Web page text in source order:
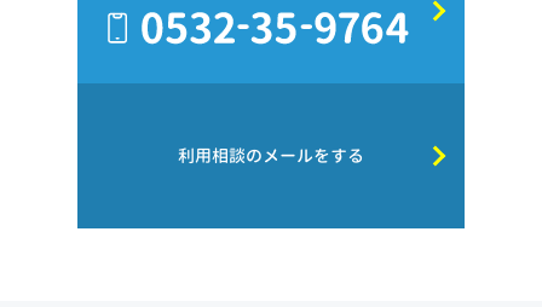
利用相談のメールをする